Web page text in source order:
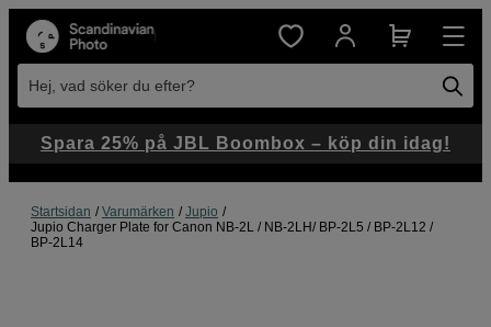
Hej, vad söker du efter?
Startsidan Varumärken
Jupio
Jupio Charger Plate for Canon NB-2L / NB-2LH/ BP-2L5 / BP-2L12 /
BP-2L14
Spara 25% på JBL Boombox – köp din idag!